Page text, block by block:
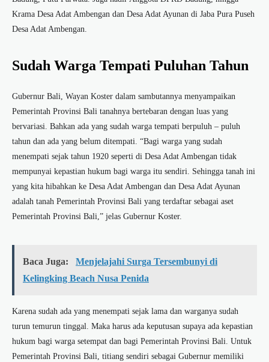
Krama Desa Adat Ambengan dan Desa Adat Ayunan di Jaba Pura Puseh
Desa Adat Ambengan.
Sudah Warga Tempati Puluhan Tahun
Gubernur Bali, Wayan Koster dalam sambutannya menyampaikan
Pemerintah Provinsi Bali tanahnya bertebaran dengan luas yang
bervariasi. Bahkan ada yang sudah warga tempati berpuluh – puluh
tahun dan ada yang belum ditempati. “Bagi warga yang sudah
menempati sejak tahun 1920 seperti di Desa Adat Ambengan tidak
mempunyai kepastian hukum bagi warga itu sendiri. Sehingga tanah ini
yang kita hibahkan ke Desa Adat Ambengan dan Desa Adat Ayunan
adalah tanah Pemerintah Provinsi Bali yang terdaftar sebagai aset
Pemerintah Provinsi Bali,” jelas Gubernur Koster.
Baca Juga:
Menjelajahi Surga Tersembunyi di
Kelingking Beach Nusa Penida
Karena sudah ada yang menempati sejak lama dan warganya sudah
turun temurun tinggal. Maka harus ada keputusan supaya ada kepastian
hukum bagi warga setempat dan bagi Pemerintah Provinsi Bali. Untuk
Pemerintah Provinsi Bali, titiang sendiri sebagai Gubernur memiliki